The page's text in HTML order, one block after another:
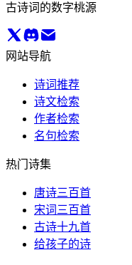
古诗词的数字桃源
网站导航
诗词推荐
诗文检索
作者检索
名句检索
热门诗集
唐诗三百首
宋词三百首
古诗十九首
给孩子的诗